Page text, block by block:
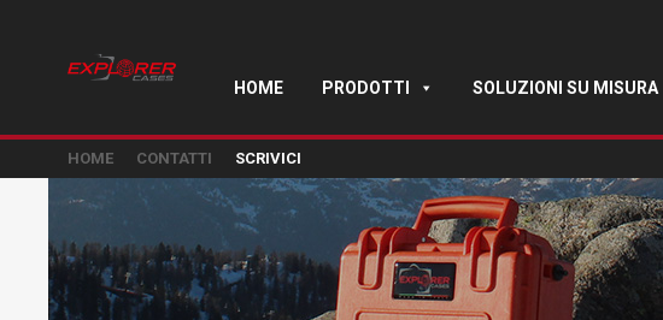
HOME PRODOTTI SOLUZIONI SU MISURA
HOME CONTATTI SCRIVICI